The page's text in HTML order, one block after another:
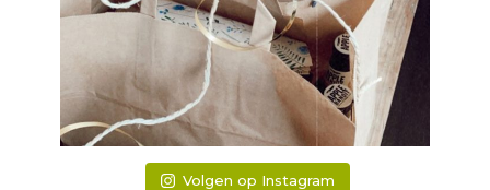
Volgen op Instagram